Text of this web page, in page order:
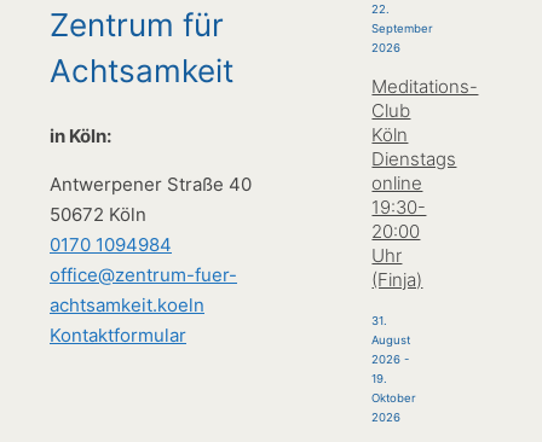
22.
September
2026
Meditations-
Club
Köln
Dienstags
online
19:30-
20:00
Uhr
(Finja)
31.
August
2026 -
19.
Oktober
2026
Zentrum für
Achtsamkeit
in Köln:
Antwerpener Straße 40
50672 Köln
0170 1094984
office@zentrum-fuer-
achtsamkeit.koeln
Kontaktformular